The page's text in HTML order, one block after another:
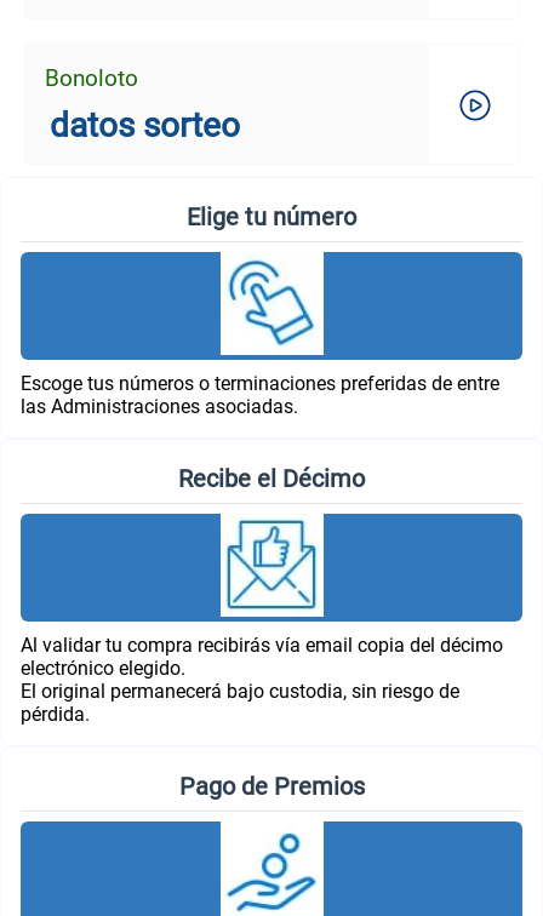
Bonoloto
datos sorteo
Elige tu número
Escoge tus números o terminaciones preferidas de entre
las Administraciones asociadas.
Recibe el Décimo
Al validar tu compra recibirás vía email copia del décimo
electrónico elegido.
El original permanecerá bajo custodia, sin riesgo de
pérdida.
Pago de Premios